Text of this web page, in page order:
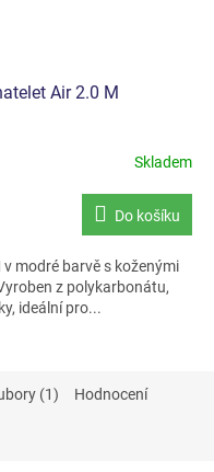
Air 2.0 M
Skladem
Do košíku
modré barvě s koženými
z polykarbonátu,
ideální pro...
(1) Hodnocení